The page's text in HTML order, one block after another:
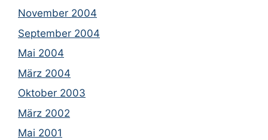
November 2004
September 2004
Mai 2004
März 2004
Oktober 2003
März 2002
Mai 2001